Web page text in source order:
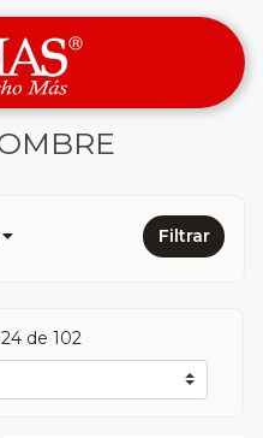
Filtrar
de 102